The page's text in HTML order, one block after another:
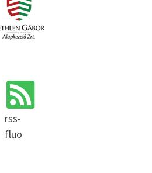
rss-
fluo